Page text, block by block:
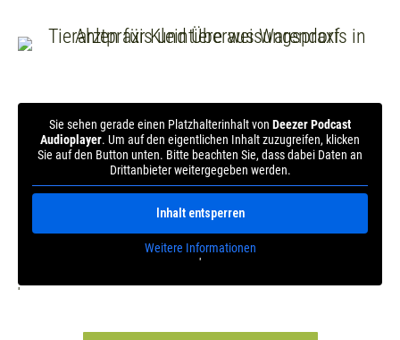
Sie sehen gerade einen Platzhalterinhalt von Deezer Podcast
Audioplayer. Um auf den eigentlichen Inhalt zuzugreifen, klicken
Sie auf den Button unten. Bitte beachten Sie, dass dabei Daten an
Drittanbieter weitergegeben werden.
Inhalt entsperren
Weitere Informationen
'
'